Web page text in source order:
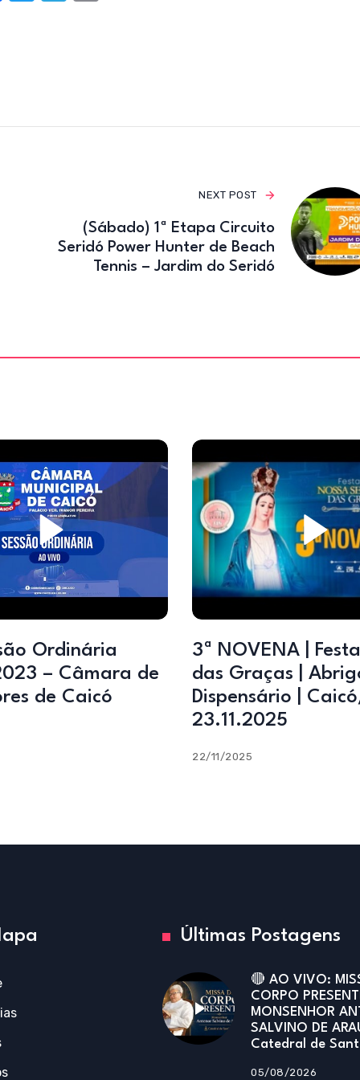
NEXT POST
(Sábado) 1ª Etapa Circuito
Seridó Power Hunter de Beach
Tennis – Jardim do Seridó
Ordinária
– Câmara de
de Caicó
3ª NOVENA |
das Graças |
Dispensário |
23.11.2025
22/11/2025
Últimas Postagens
🔴 AO VIVO:
CORPO
MONSENHOR
SALVINO DE
Catedral de
05/08/2026